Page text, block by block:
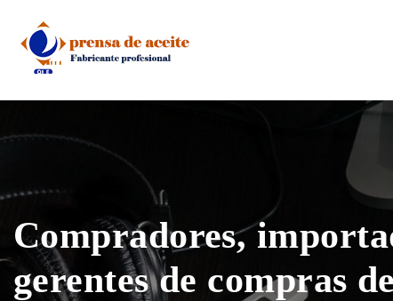
content
Compradores,
gerentes de compras